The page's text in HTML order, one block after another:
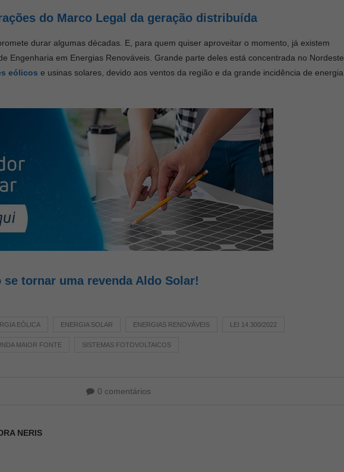
do Marco Legal da geração distribuída
durar algumas décadas. E, para quem quiser aproveitar o momento, já existem
Engenharia em Energias Renováveis. Grande parte deles está concentrada no Nordeste,
eólicos e usinas solares, devido aos ventos da região e da grande incidência de energia
se tornar uma revenda Aldo Solar!
EÓLICA ENERGIA SOLAR ENERGIAS RENOVÁVEIS LEI 14.300/2022
MAIOR FONTE SISTEMAS FOTOVOLTAICOS
0 comentários
NERIS